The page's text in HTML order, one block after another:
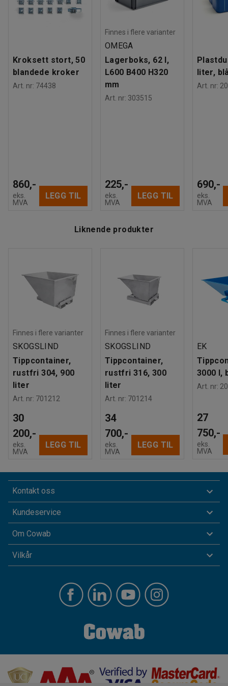
Kroksett stort, 50
blandede kroker
Art. nr: 74438
860,-
eks.
MVA
LEGG TIL
Finnes i flere varianter
OMEGA
Lagerboks, 62 l,
L600 B400 H320
mm
Art. nr: 303515
225,-
eks.
MVA
LEGG TIL
liter,
Art. nr:
690,-
eks.
MVA
Liknende produkter
Finnes i flere varianter
SKOGSLIND
Tippcontainer,
rustfri 304, 900
liter
Art. nr: 701212
30
200,-
eks.
MVA
LEGG TIL
Finnes i flere varianter
SKOGSLIND
Tippcontainer,
rustfri 316, 300
liter
Art. nr: 701214
34
700,-
eks.
MVA
LEGG TIL
EK
3000 l,
Art. nr:
27
750,-
eks.
MVA
Kontakt oss
Kundeservice
Om Cowab
Vilkår